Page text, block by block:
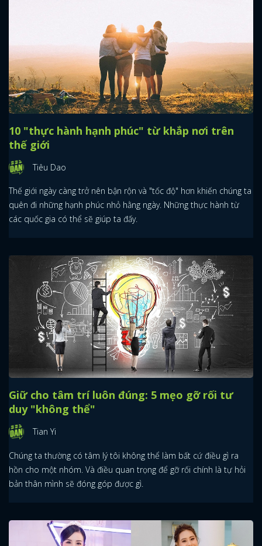
ĐĂNG NHẬP
FACEBOOK
10 "thực hành hạnh phúc" từ khắp nơi trên
thế giới
Tiêu Dao
Thế giới ngày càng trở nên bận rộn và "tốc độ" hơn khiến chúng ta
quên đi những hạnh phúc nhỏ hằng ngày. Những thực hành từ
các quốc gia có thể sẽ giúp ta đấy.
Giữ cho tâm trí luôn đúng: 5 mẹo gỡ rối tư
duy "không thể"
Tian Yi
Chúng ta thường có tâm lý tôi không thể làm bất cứ điều gì ra
hồn cho một nhóm. Và điều quan trọng để gỡ rối chính là tự hỏi
bản thân mình sẽ đóng góp được gì.